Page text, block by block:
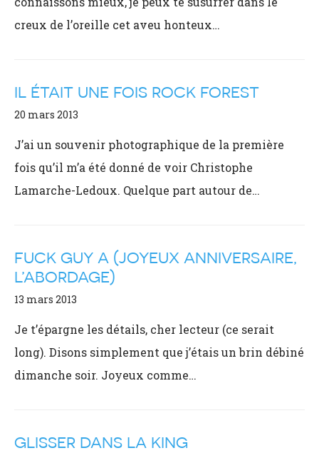
creux de l’oreille cet aveu honteux…
IL ÉTAIT UNE FOIS ROCK FOREST
20 mars 2013
J’ai un souvenir photographique de la première
fois qu’il m’a été donné de voir Christophe
Lamarche-Ledoux. Quelque part autour de…
FUCK GUY A (JOYEUX ANNIVERSAIRE,
L’ABORDAGE)
13 mars 2013
Je t’épargne les détails, cher lecteur (ce serait
long). Disons simplement que j’étais un brin débiné
dimanche soir. Joyeux comme…
GLISSER DANS LA KING